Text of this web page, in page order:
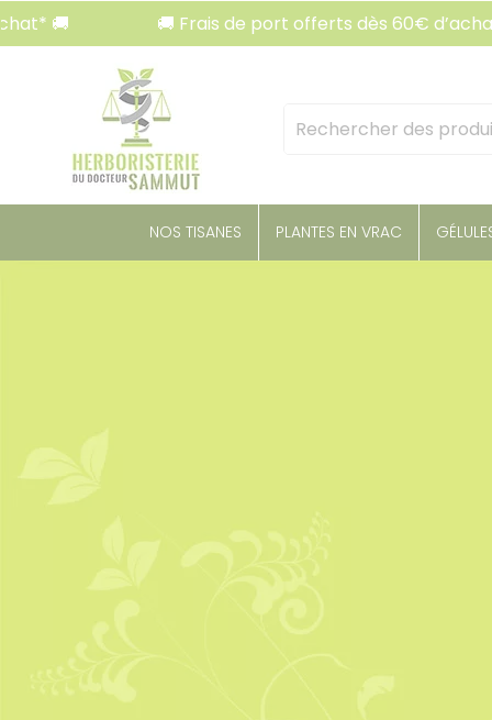
🚚 Frais de port offerts dès 60€ d’achat* 🚚
Mots
clés
NOS TISANES PLANTES EN VRAC
Panneau de gestion des cookies